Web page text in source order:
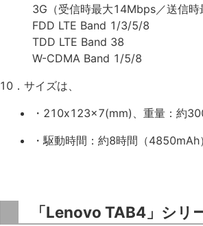
3G（受信時最大14Mbps／送信時
FDD LTE Band 1/3/5/8
TDD LTE Band 38
W-CDMA Band 1/5/8
10．サイズは、
・210x123x7(mm)、重量：約
・駆動時間：約8時間（4850mAh）
「Lenovo TAB4」シリ